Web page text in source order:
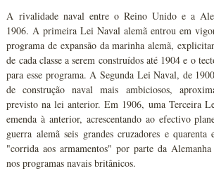
A rivalidade naval entre o Reino Unido e a
1906. A primeira Lei Naval alemã entrou em
programa de expansão da marinha alemã,
de cada classe a serem construídos até 1904 e o
para esse programa. A Segunda Lei Naval, de
de construção naval mais ambiciosos,
previsto na lei anterior. Em 1906, uma Terceira
emenda à anterior, acrescentando ao efectivo
guerra alemã seis grandes cruzadores e
"corrida aos armamentos" por parte da
nos programas navais britânicos.